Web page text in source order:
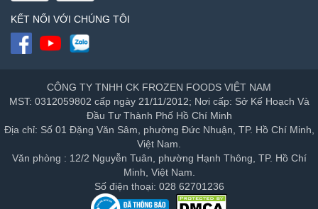
KẾT NỐI VỚI CHÚNG TÔI
CÔNG TY TNHH CK FROZEN FOODS VIỆT NAM
MST: 0312059802 cấp ngày 21/11/2012; Nơi cấp: Sở Kế Hoạch Và
Đầu Tư Thành Phố Hồ Chí Minh
Địa chỉ: Số 01 Đặng Văn Sâm, phường Đức Nhuận, TP. Hồ Chí Minh,
Việt Nam.
Văn phòng : 12/2 Nguyễn Tuân, phường Hạnh Thông, TP. Hồ Chí
Minh, Việt Nam.
Số điện thoại: 028 62701236